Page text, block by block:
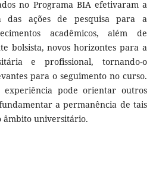
no Programa BIA efetivaram a
das ações de pesquisa para a
acadêmicos, além de
bolsista, novos horizontes para a
e profissional, tornando-o
para o seguimento no curso.
pode orientar outros
a permanência de tais
âmbito universitário.